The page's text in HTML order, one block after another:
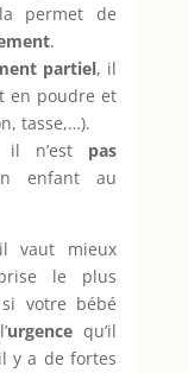
permet de
.
partiel, il
en poudre et
tasse,…).
il n’est pas
enfant au
vaut mieux
le plus
votre bébé
urgencequ’il
y a de fortes